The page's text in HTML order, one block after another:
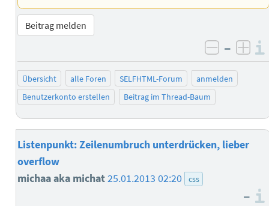
Beitrag melden
negativ
–
Übersicht alle Foren SELFHTML-Forum
anmelden
Benutzerkonto erstellen
Beitrag im Thread-Baum
Listenpunkt: Zeilenumbruch unterdrücken, lieber
overflow
michaa aka michat25.01.2013 02:20 css
–